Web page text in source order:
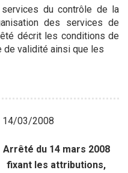
du contrôle de la
des services de
décrit les conditions de
de validité ainsi que les
14/03/2008
Arrêté du 14 mars 2008
fixant les attributions,